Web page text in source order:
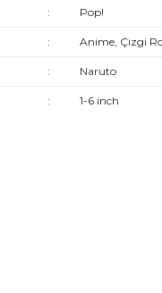
: Pop!
: Anime, Çizgi
: Naruto
: 1-6 inch